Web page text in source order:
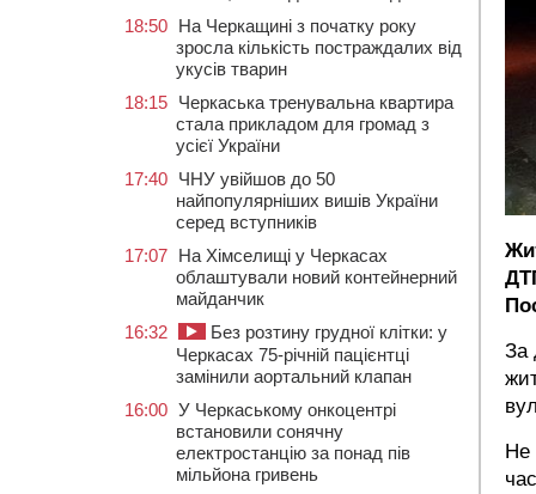
За
Не
18:50 На Черкащині з початку року
зросла кількість постраждалих від
укусів тварин
18:15 Черкаська тренувальна квартира
стала прикладом для громад з
усієї України
17:40 ЧНУ увійшов до 50
найпопулярніших вишів України
серед вступників
17:07 На Хімселищі у Черкасах
облаштували новий контейнерний
майданчик
16:32
Без розтину грудної клітки: у
Черкасах 75-річній пацієнтці
замінили аортальний клапан
16:00 У Черкаському онкоцентрі
встановили сонячну
електростанцію за понад пів
мільйона гривень